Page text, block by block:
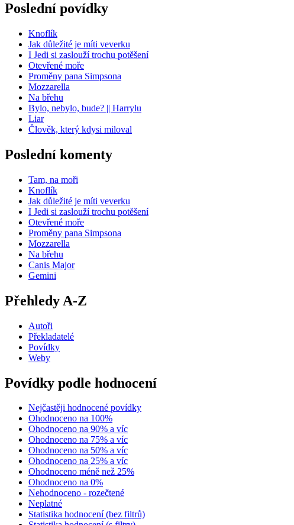
Poslední povídky
Knoflík
Jak důležité je míti veverku
I Jedi si zaslouží trochu potěšení
Otevřené moře
Proměny pana Simpsona
Mozzarella
Na břehu
Bylo, nebylo, bude? || Harrylu
Liar
Člověk, který kdysi miloval
Poslední komenty
Tam, na moři
Knoflík
Jak důležité je míti veverku
I Jedi si zaslouží trochu potěšení
Otevřené moře
Proměny pana Simpsona
Mozzarella
Na břehu
Canis Major
Gemini
Přehledy A-Z
Autoři
Překladatelé
Povídky
Weby
Povídky podle hodnocení
Nejčastěji hodnocené povídky
Ohodnoceno na 100%
Ohodnoceno na 90% a víc
Ohodnoceno na 75% a víc
Ohodnoceno na 50% a víc
Ohodnoceno na 25% a víc
Ohodnoceno méně než 25%
Ohodnoceno na 0%
Nehodnoceno - rozečtené
Neplatné
Statistika hodnocení (bez filtrů)